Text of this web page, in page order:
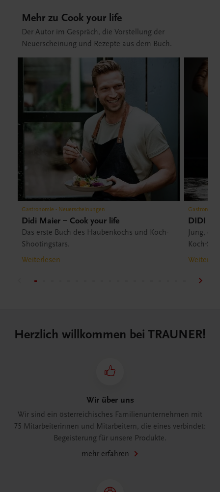
Mehr zu Cook your life
Der Autor im Gespräch, die Vorstellung der
Neuerscheinung und Rezepte aus dem Buch.
Gastronomie - Neuerscheinungen
Didi Maier – Cook your life
Das erste Buch des Haubenkochs und Koch-
Shootingstars.
Weiterlesen
DIDI
Jung,
Koch-
Herzlich willkommen bei TRAUNER!
Wir über uns
Wir sind ein österreichisches Familienunternehmen mit
75 Mitarbeiterinnen und Mitarbeitern, die eines verbindet:
Begeisterung für unsere Produkte.
mehr erfahren